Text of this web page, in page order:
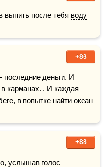
выпить после тебя воду
+86
деньги. И
в попытке найти океан
+88
услышав голос